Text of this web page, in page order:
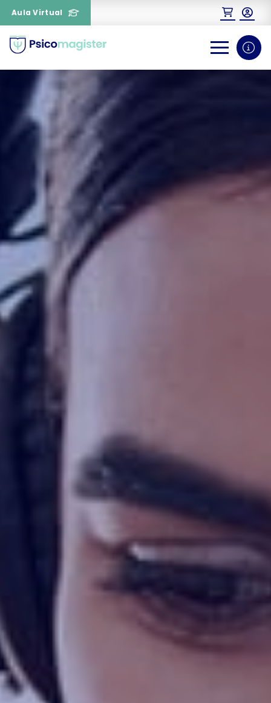
Aula Virtual
¿Necesitas más información
sobre un curso?